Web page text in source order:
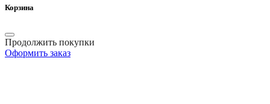
Корзина
Продолжить покупки
Оформить заказ